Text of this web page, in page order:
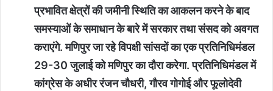
प्रभावित क्षेत्रों की जमीनी स्थिति का आकलन करने के बाद
समस्याओं के समाधान के बारे में सरकार तथा संसद को अवगत
कराएंगे. मणिपुर जा रहे विपक्षी सांसदों का एक प्रतिनिधिमंडल
29-30 जुलाई को मणिपुर का दौरा करेगा. प्रतिनिधिमंडल में
कांग्रेस के अधीर रंजन चौधरी, गौरव गोगोई और फूलोदेवी